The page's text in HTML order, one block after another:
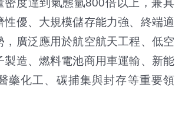
性優、大規模儲存能力強、終端適
，廣泛應用於航空航天工程、低空
製造、燃料電池商用車運輸、新能
藥化工、碳捕集與封存等重要領